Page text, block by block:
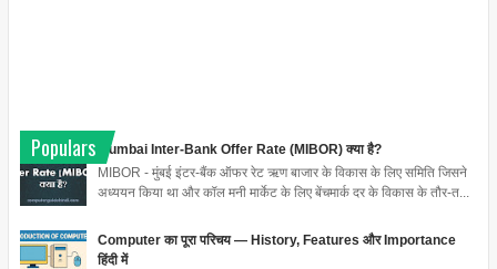
Populars
Mumbai Inter-Bank Offer Rate (MIBOR) क्या है?
MIBOR - मुंबई इंटर-बैंक ऑफर रेट ऋण बाजार के विकास के लिए समिति जिसने
अध्ययन किया था और कॉल मनी मार्केट के लिए बेंचमार्क दर के विकास के तौर-त...
Computer का पूरा परिचय — History, Features और Importance
हिंदी में